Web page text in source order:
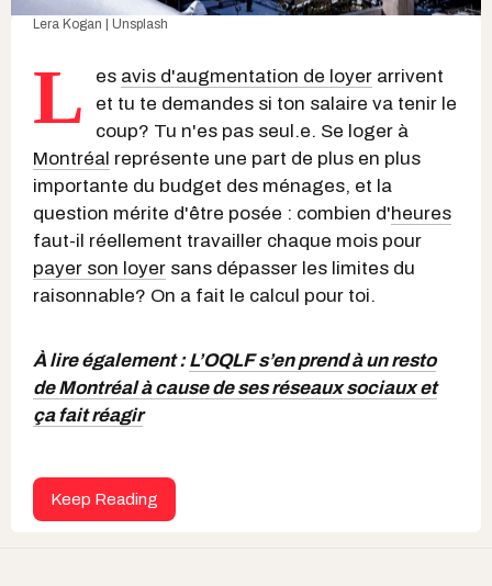
Lera Kogan | Unsplash
L es avis d'augmentation de loyer arrivent
et tu te demandes si ton salaire va tenir le
coup? Tu n'es pas seul.e. Se loger à
Montréal représente une part de plus en plus
importante du budget des ménages, et la
question mérite d'être posée : combien d'heures
faut-il réellement travailler chaque mois pour
payer son loyer sans dépasser les limites du
raisonnable? On a fait le calcul pour toi.
À lire également :L’OQLF s’en prend à un resto
de Montréal à cause de ses réseaux sociaux et
ça fait réagir
Keep Reading